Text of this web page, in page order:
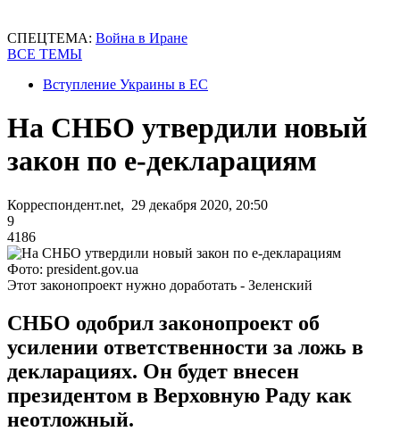
СПЕЦТЕМА: Война в Иране
ВСЕ ТЕМЫ
Вступление Украины в ЕС
На СНБО утвердили новый
закон по е-декларациям
Корреспондент.net, 29 декабря 2020, 20:50
9
4186
Фото: president.gov.ua
Этот законопроект нужно доработать - Зеленский
СНБО одобрил законопроект об
усилении ответственности за ложь в
декларациях. Он будет внесен
президентом в Верховную Раду как
неотложный.